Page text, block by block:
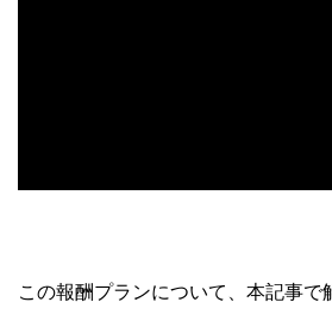
この報酬プランについて、本記事で